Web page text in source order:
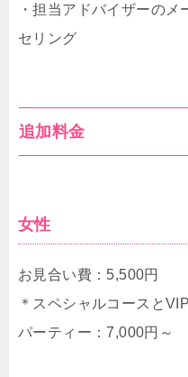
・担当アドバイザーの
セリング
追加料金
女性
お見合い費：5,500円
＊スペシャルコースと
パーティー：7,000円～